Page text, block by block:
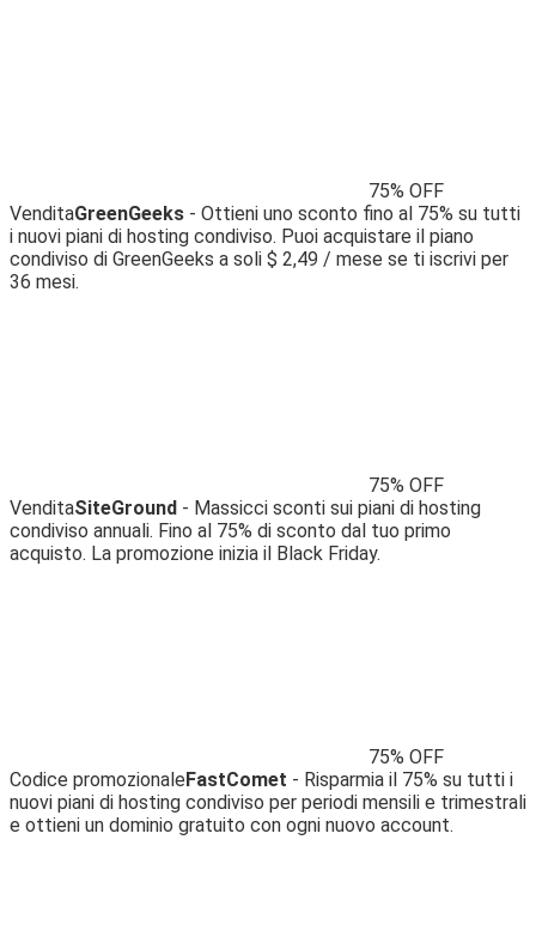
75% OFF
VenditaGreenGeeks - Ottieni uno sconto fino al 75% su tutti
i nuovi piani di hosting condiviso. Puoi acquistare il piano
condiviso di GreenGeeks a soli $ 2,49 / mese se ti iscrivi per
36 mesi.
75% OFF
VenditaSiteGround - Massicci sconti sui piani di hosting
condiviso annuali. Fino al 75% di sconto dal tuo primo
acquisto. La promozione inizia il Black Friday.
75% OFF
Codice promozionaleFastComet - Risparmia il 75% su tutti i
nuovi piani di hosting condiviso per periodi mensili e trimestrali
e ottieni un dominio gratuito con ogni nuovo account.